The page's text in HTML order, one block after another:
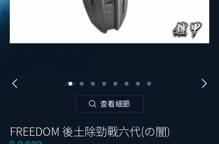
查看細節
FREEDOM 後土除勁戰六代(の闇)